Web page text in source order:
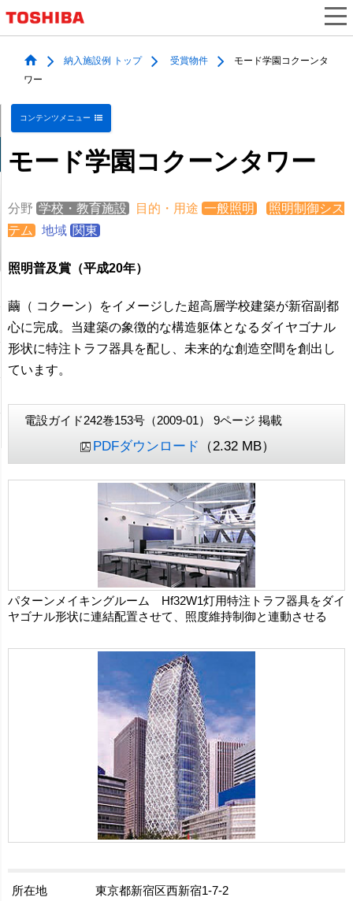
納入施設例 トップ 受賞物件
モード学園コクーンタ
ワー
コンテンツメニュー
モード学園コクーンタワー
分野 学校・教育施設 目的・用途 一般照明
照明制御シス
テム
地域 関東
照明普及賞（平成20年）
繭（ コクーン）をイメージした超高層学校建築が新宿副都
心に完成。当建築の象徴的な構造躯体となるダイヤゴナル
形状に特注トラフ器具を配し、未来的な創造空間を創出し
ています。
電設ガイド242巻153号（2009-01） 9ページ 掲載
PDFダウンロード （2.32 MB）
パターンメイキングルーム Hf32W1灯用特注トラフ器具をダイ
ヤゴナル形状に連結配置させて、照度維持制御と連動させる
所在地 東京都新宿区西新宿1-7-2